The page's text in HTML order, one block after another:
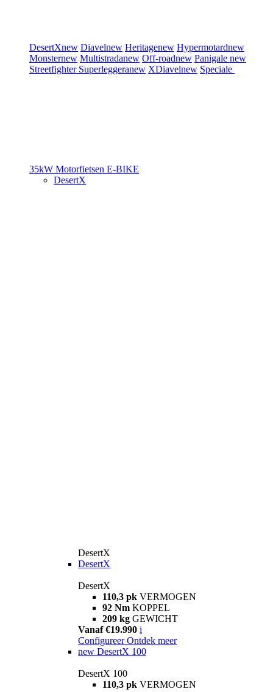
DesertXnew Diavelnew Heritagenew Hypermotardnew
Monsternew Multistradanew Off-roadnew Panigale new
Streetfighter Superleggeranew XDiavelnew Speciale
35kW Motorfietsen E-BIKE
DesertX
DesertX
DesertX
DesertX
110,3 pk VERMOGEN
92 Nm KOPPEL
209 kg GEWICHT
Vanaf €19.990 i
Configureer Ontdek meer
new DesertX 100
DesertX 100
110,3 pk VERMOGEN